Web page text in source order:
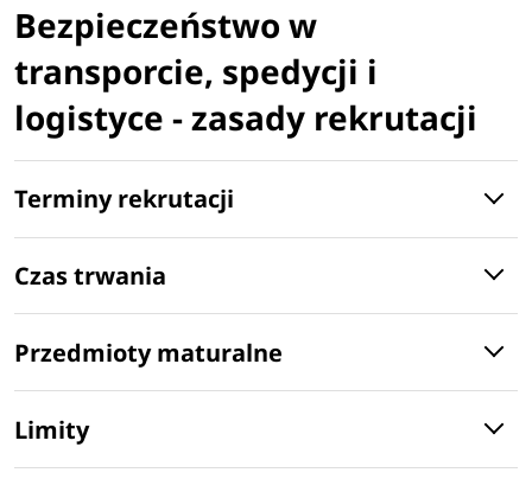
Bezpieczeństwo w
transporcie, spedycji i
logistyce - zasady rekrutacji
Terminy rekrutacji
Czas trwania
Przedmioty maturalne
Limity